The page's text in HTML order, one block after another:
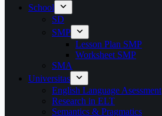
School
SD
SMP
Lesson Plan SMP
Worksheet SMP
SMA
Universitas
English Language Asessment
Research in ELT
Semantics & Pragmatics